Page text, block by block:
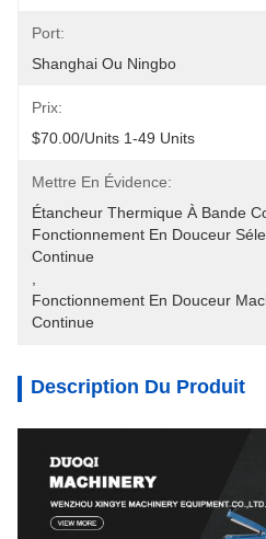
Port:
Shanghai Ou Ningbo
Prix:
$70.00/units 1-49 Units
Mettre En Évidence:
Étancheur Thermique À Bande
Fonctionnement En Douceur
Continue
Fonctionnement En Douceur
Continue
Description Du Produit